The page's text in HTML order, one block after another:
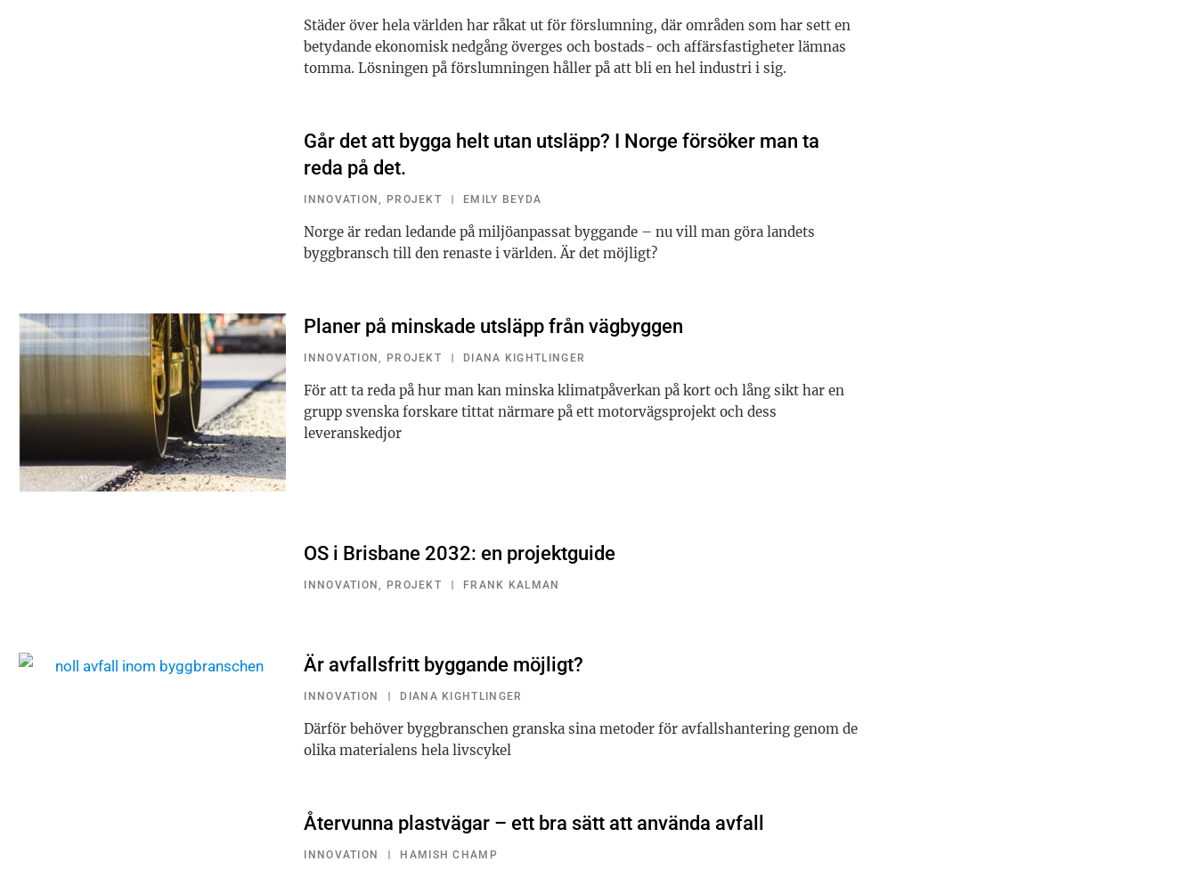
Städer över hela världen har råkat ut för förslumning, där områden som har sett en
betydande ekonomisk nedgång överges och bostads- och affärsfastigheter lämnas
tomma. Lösningen på förslumningen håller på att bli en hel industri i sig.
Går det att bygga helt utan utsläpp? I Norge försöker man ta
reda på det.
INNOVATION, PROJEKT EMILY BEYDA
Norge är redan ledande på miljöanpassat byggande – nu vill man göra landets
byggbransch till den renaste i världen. Är det möjligt?
Planer på minskade utsläpp från vägbyggen
INNOVATION, PROJEKT DIANA KIGHTLINGER
För att ta reda på hur man kan minska klimatpåverkan på kort och lång sikt har en
grupp svenska forskare tittat närmare på ett motorvägsprojekt och dess
leveranskedjor
OS i Brisbane 2032: en projektguide
INNOVATION, PROJEKT FRANK KALMAN
Är avfallsfritt byggande möjligt?
INNOVATION DIANA KIGHTLINGER
Därför behöver byggbranschen granska sina metoder för avfallshantering genom de
olika materialens hela livscykel
Återvunna plastvägar – ett bra sätt att använda avfall
INNOVATION HAMISH CHAMP